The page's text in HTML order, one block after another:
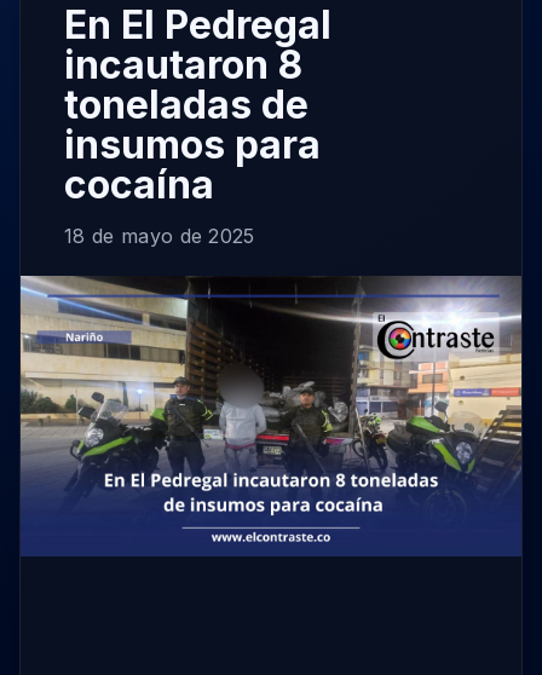
En El Pedregal
incautaron 8
toneladas de
insumos para
cocaína
18 de mayo de 2025